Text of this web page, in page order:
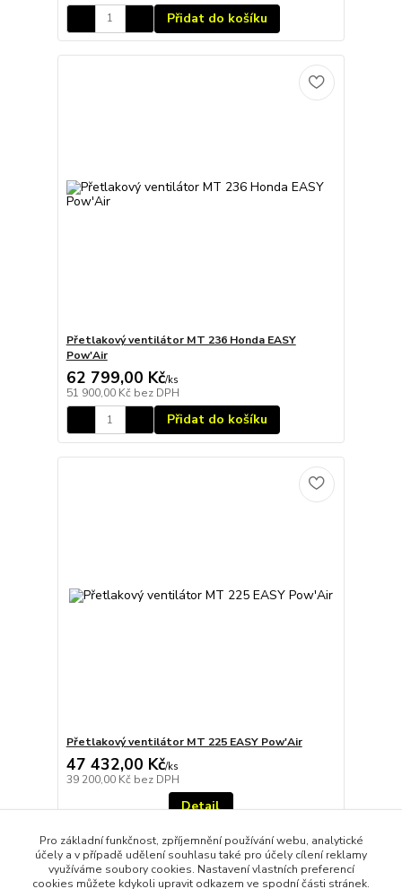
Přidat do košíku
Přetlakový ventilátor MT 236 Honda EASY
Pow'Air
62 799,00 Kč/ks
51 900,00 Kč bez DPH
Přidat do košíku
Přetlakový ventilátor MT 225 EASY Pow'Air
47 432,00 Kč/ks
39 200,00 Kč bez DPH
Detail
strana z 1
Pro základní funkčnost, zpříjemnění používání webu, analytické
účely a v případě udělení souhlasu také pro účely cílení reklamy
využíváme soubory cookies. Nastavení vlastních preferencí
cookies můžete kdykoli upravit odkazem ve spodní části stránek.